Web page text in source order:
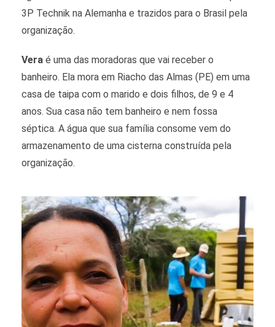
3P Technik na Alemanha e trazidos para o Brasil pela
organização.
Vera é uma das moradoras que vai receber o
banheiro. Ela mora em Riacho das Almas (PE) em uma
casa de taipa com o marido e dois filhos, de 9 e 4
anos. Sua casa não tem banheiro e nem fossa
séptica. A água que sua família consome vem do
armazenamento de uma cisterna construída pela
organização.